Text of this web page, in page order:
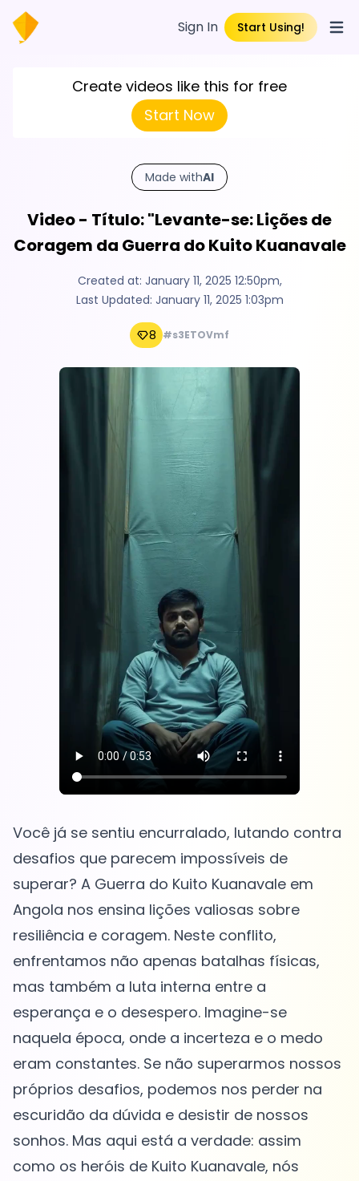
Sign In Start Using!
Create videos like this for free
Start Now
Made withAI
Video - Título: "Levante-se: Lições de
Coragem da Guerra do Kuito Kuanavale
Created at: January 11, 2025 12:50pm,
Last Updated: January 11, 2025 1:03pm
8 #s3ETOVmf
Você já se sentiu encurralado, lutando contra
desafios que parecem impossíveis de
superar? A Guerra do Kuito Kuanavale em
Angola nos ensina lições valiosas sobre
resiliência e coragem. Neste conflito,
enfrentamos não apenas batalhas físicas,
mas também a luta interna entre a
esperança e o desespero. Imagine-se
naquela época, onde a incerteza e o medo
eram constantes. Se não superarmos nossos
próprios desafios, podemos nos perder na
escuridão da dúvida e desistir de nossos
sonhos. Mas aqui está a verdade: assim
como os heróis de Kuito Kuanavale, nós